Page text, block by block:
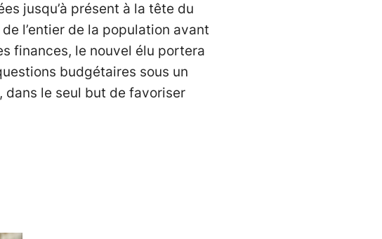
jusqu’à présent à la tête du
l’entier de la population avant
finances, le nouvel élu portera
budgétaires sous un
le seul but de favoriser